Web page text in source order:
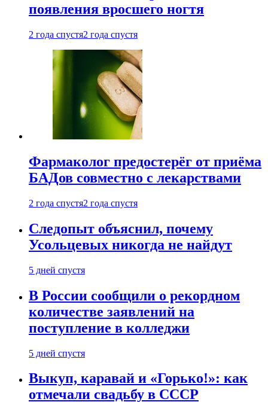
появления вросшего ногтя
2 года спустя2 года спустя
Фармаколог предостерёг от приёма
БАДов совместно с лекарствами
2 года спустя2 года спустя
Следопыт объяснил, почему
Усольцевых никогда не найдут
5 дней спустя
В России сообщили о рекордном
количестве заявлений на
поступление в колледжи
5 дней спустя
Выкуп, каравай и «Горько!»: как
отмечали свадьбу в СССР